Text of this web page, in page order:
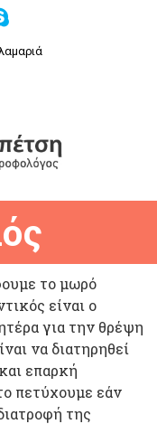
το μωρό
είναι ο
για την θρέψη
να διατηρηθεί
επαρκή
πετύχουμε εάν
της